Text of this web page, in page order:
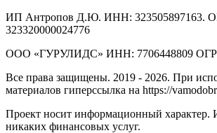
ИП Антропов Д.Ю. ИНН: 323505897163.
323320000024776
ООО «ГУРУЛИДС» ИНН: 7706448809
Все права защищены. 2019 - 2026. При
материалов гиперссылка на https://
Проект носит информационный характер.
никаких финансовых услуг.